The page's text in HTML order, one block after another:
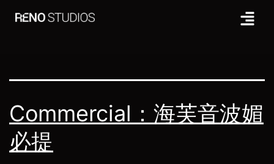
Category: MG
Commercial：海芙音波媚
必提